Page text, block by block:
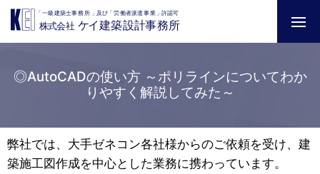
◎AutoCADの使い方 ～ポリラインについてわか
りやすく解説してみた～
弊社では、大手ゼネコン各社様からのご依頼を受け、建
築施工図作成を中心とした業務に携わっています。